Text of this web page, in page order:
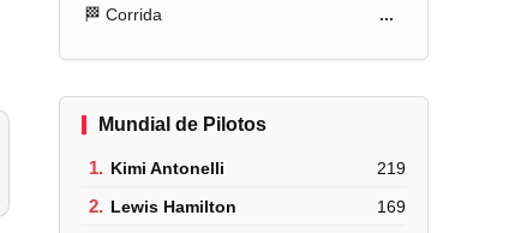
🏁 Corrida ...
Mundial de Pilotos
1. Kimi Antonelli 219
2. Lewis Hamilton 169